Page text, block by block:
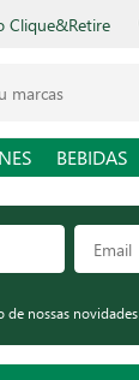
Clique&Retire
BEBIDAS
nossas novidades